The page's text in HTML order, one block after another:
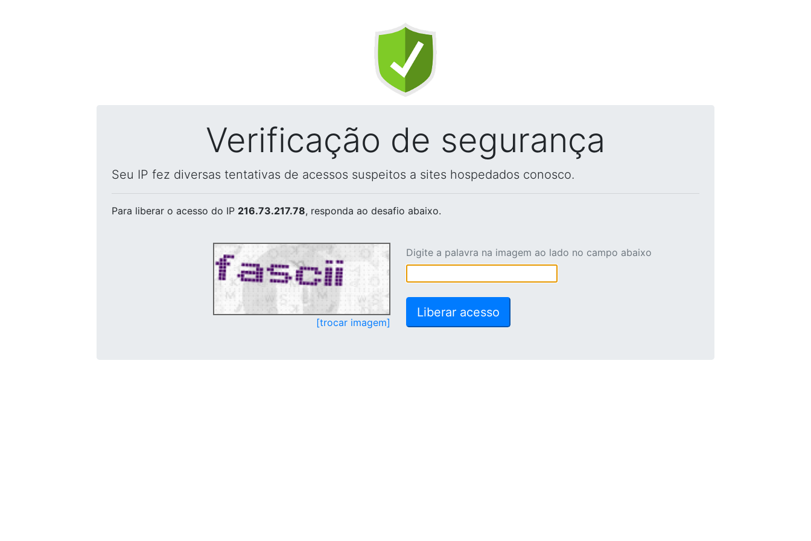
Verificação de segurança
Seu IP fez diversas tentativas de acessos suspeitos a sites hospedados conosco.
Para liberar o acesso do IP 216.73.217.78, responda ao desafio abaixo.
[trocar imagem]
Digite a palavra na imagem ao lado no campo abaixo